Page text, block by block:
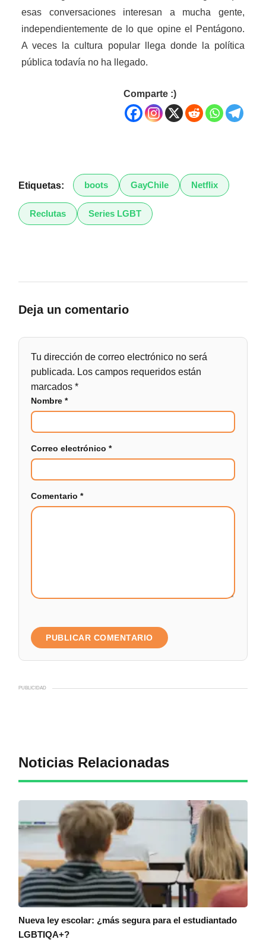
esas conversaciones interesan a mucha gente,
independientemente de lo que opine el Pentágono.
A veces la cultura popular llega donde la política
pública todavía no ha llegado.
Comparte :)
Etiquetas: boots GayChile Netflix
Reclutas Series LGBT
Deja un comentario
Tu dirección de correo electrónico no será
publicada. Los campos requeridos están
marcados*
Nombre*
Correo electrónico*
Comentario*
PUBLICIDAD
Noticias Relacionadas
Nueva ley escolar: ¿más segura para el estudiantado
LGBTIQA+?